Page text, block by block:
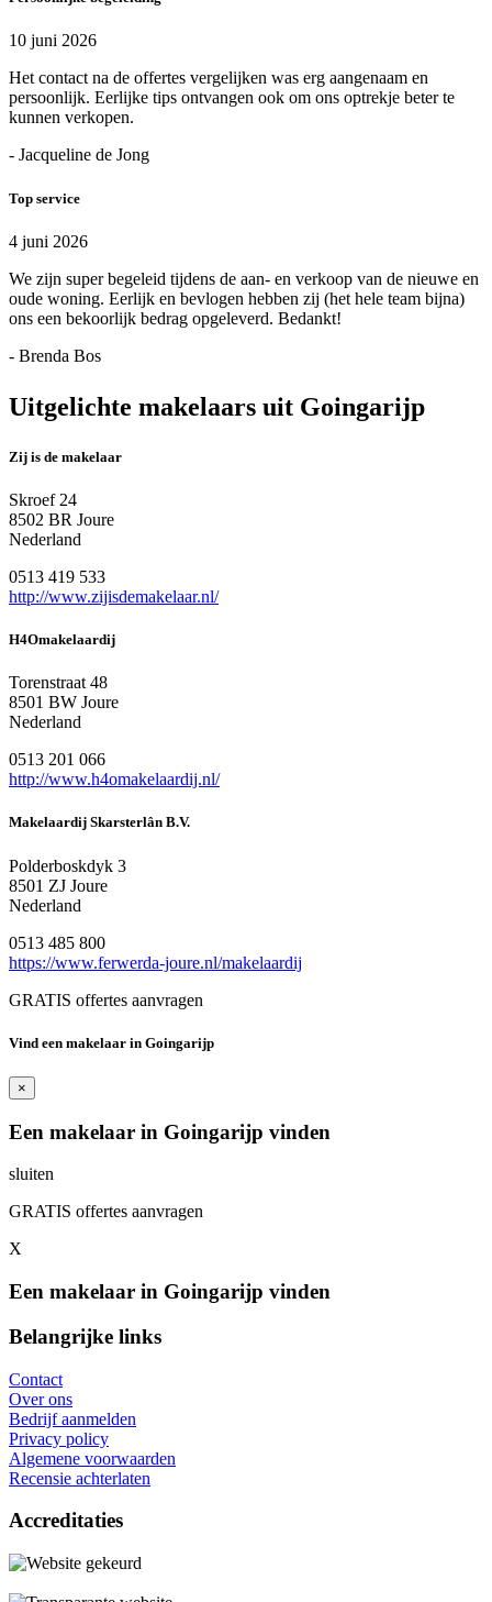
10 juni 2026
Het contact na de offertes vergelijken was erg aangenaam en
persoonlijk. Eerlijke tips ontvangen ook om ons optrekje beter te
kunnen verkopen.
- Jacqueline de Jong
Top service
4 juni 2026
We zijn super begeleid tijdens de aan- en verkoop van de nieuwe en
oude woning. Eerlijk en bevlogen hebben zij (het hele team bijna)
ons een bekoorlijk bedrag opgeleverd. Bedankt!
- Brenda Bos
Uitgelichte makelaars uit Goingarijp
Zij is de makelaar
Skroef 24
8502 BR Joure
Nederland
0513 419 533
http://www.zijisdemakelaar.nl/
H4Omakelaardij
Torenstraat 48
8501 BW Joure
Nederland
0513 201 066
http://www.h4omakelaardij.nl/
Makelaardij Skarsterlân B.V.
Polderboskdyk 3
8501 ZJ Joure
Nederland
0513 485 800
https://www.ferwerda-joure.nl/makelaardij
GRATIS offertes aanvragen
Vind een makelaar in Goingarijp
×
Een makelaar in Goingarijp vinden
sluiten
GRATIS offertes aanvragen
X
Een makelaar in Goingarijp vinden
Belangrijke links
Contact
Over ons
Bedrijf aanmelden
Privacy policy
Algemene voorwaarden
Recensie achterlaten
Accreditaties